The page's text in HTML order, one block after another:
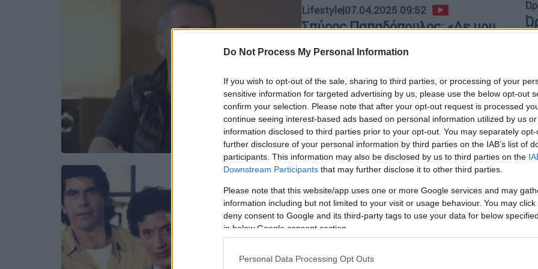
Do Not Process My Personal Information
If you wish to opt-out of the sale, sharing to third parties, or processing of your
sensitive information for targeted advertising by us, please use the below opt-out
confirm your selection. Please note that after your opt-out request is processed
continue seeing interest-based ads based on personal information utilized by us
information disclosed to third parties prior to your opt-out. You may separately
further disclosure of your personal information by third parties on the IAB’s list of
participants. This information may also be disclosed by us to third parties on the
Downstream Participants that may further disclose it to other third parties.
Please note that this website/app uses one or more Google services and may
information including but not limited to your visit or usage behaviour. You may
deny consent to Google and its third-party tags to use your data for below
in below Google consent section.
Personal Data Processing Opt Outs
Lifestyle|07.04.2025 09:52
Σπύρος Παπαδόπουλος: «Δε μου
Περνάω πάρα πολύ καλά μόνος
«Νομίζω, ότι μου βάζεις το χέρι
μπροστά στο στόμα και πνίγομαι»,
υποστήριξε ο ηθοποιός
Στα πρώτα 4 πάτωνε: Το πρόσωπο
που δεν είδαμε ποτέ στους
«Απαράδεκτους», εκτόξευσε την
τηλεθέαση απ’ το 5ο επεισόδιο
Ποτέ δε θέλησε να γίνει γνωστός γι’